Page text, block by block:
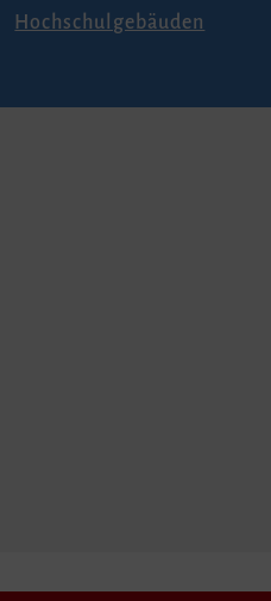
Hochschulgebäuden